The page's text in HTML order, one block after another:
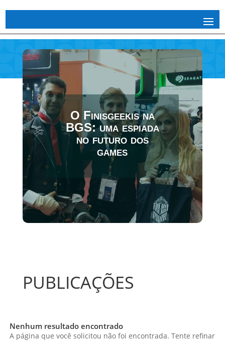
O Finisgeekis na
BGS: uma espiada
no futuro dos
games
PUBLICAÇÕES
Nenhum resultado encontrado
A página que você solicitou não foi encontrada. Tente refinar